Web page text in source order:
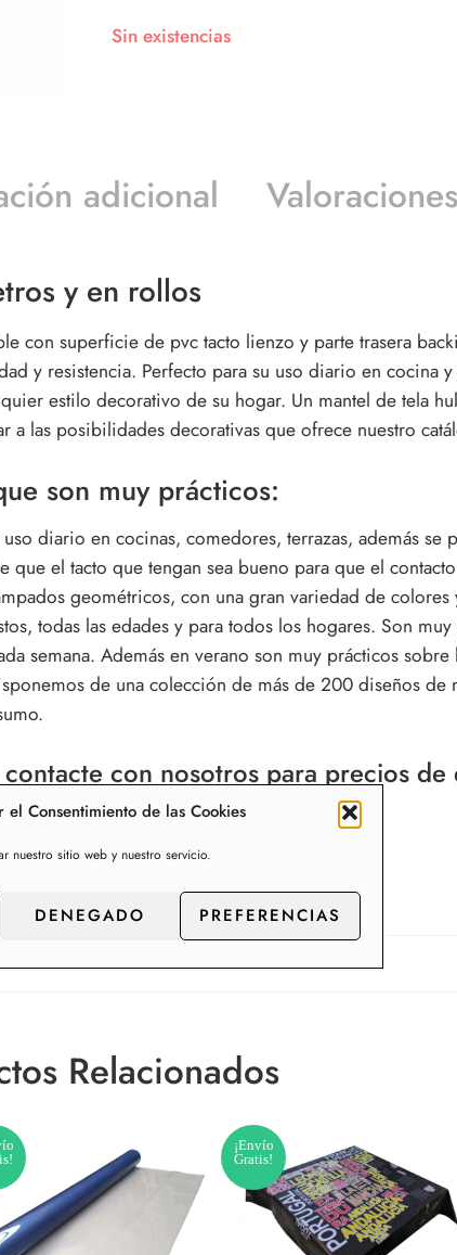
el Consentimiento de las Cookies
nuestro sitio web y nuestro servicio.
DENEGADO PREFERENCIAS
Sin existencias
adicional
y en rollos
con superficie de pvc tacto lienzo y parte trasera
y resistencia. Perfecto para su uso diario en cocina
estilo decorativo de su hogar. Un mantel de tela
a las posibilidades decorativas que ofrece nuestro
son muy prácticos:
diario en cocinas, comedores, terrazas, además se
el tacto que tengan sea bueno para que el
geométricos, con una gran variedad de
todas las edades y para todos los hogares. Son
semana. Además en verano son muy prácticos
de una colección de más de 200 diseños de
con nosotros para precios
Relacionados
¡Envío
Gratis!